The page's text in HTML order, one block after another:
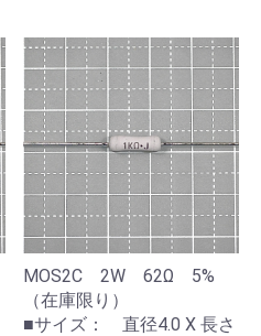
MOS2C 2W 62Ω 5%
（在庫限り）
■サイズ： 直径4.0 X 長さ